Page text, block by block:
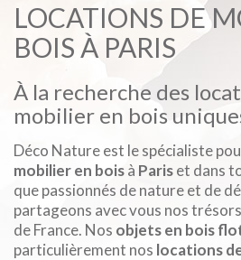
LOCATIONS DE
BOIS À PARIS
À la recherche des
mobilier en bois
Déco Nature est le spécialiste
mobilier en boisà Pariset dans
que passionnés de nature et de
partageons avec vous nos
de France. Nos objets en bois
particulièrement nos locations